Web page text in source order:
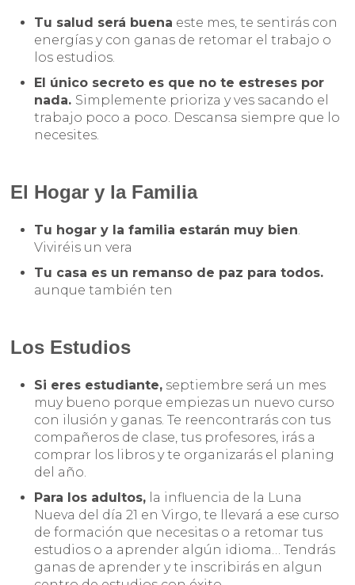
Tu salud será buena este mes, te sentirás con
energías y con ganas de retomar el trabajo o
los estudios.
El único secreto es que no te estreses por
nada. Simplemente prioriza y ves sacando el
trabajo poco a poco. Descansa siempre que lo
necesites.
El Hogar y la Familia
Tu hogar y la familia estarán muy bien
Viviréis un vera
Tu casa es un remanso de paz para todos.
aunque también ten
Los Estudios
Si eres estudiante, septiembre será un mes
muy bueno porque empiezas un nuevo curso
con ilusión y ganas. Te reencontrarás con tus
compañeros de clase, tus profesores, irás a
comprar los libros y te organizarás el planing
del año.
Para los adultos, la influencia de la Luna
Nueva del día 21 en Virgo, te llevará a ese curso
de formación que necesitas o a retomar tus
estudios o a aprender algún idioma… Tendrás
ganas de aprender y te inscribirás en algun